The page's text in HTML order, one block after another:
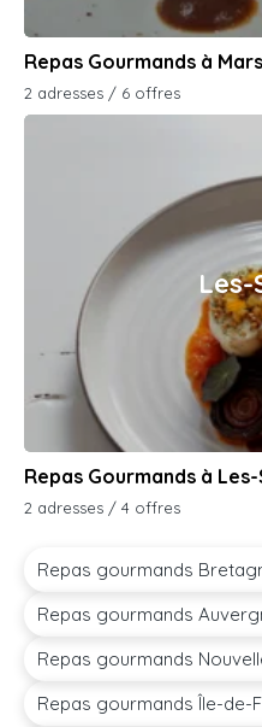
Repas Gourmands à
2 adresses / 6 offres
Les-
Repas Gourmands à
2 adresses / 4 offres
Repas gourmands
Repas gourmands
Repas gourmands
Repas gourmands Île-de-